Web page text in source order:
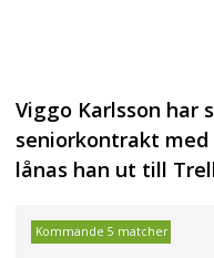
Viggo Karlsson
seniorkontrakt med
lånas han ut till
Kommande 5 matcher